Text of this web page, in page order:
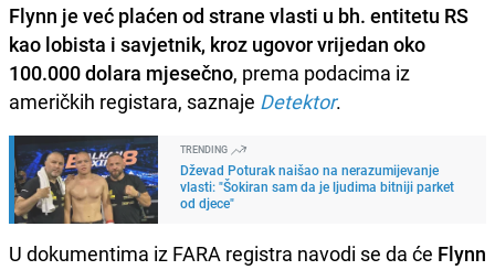
Flynn je već plaćen od strane vlasti u bh. entitetu RS
kao lobista i savjetnik, kroz ugovor vrijedan oko
100.000 dolara mjesečno, prema podacima iz
američkih registara, saznaje Detektor.
TRENDING
Dževad Poturak naišao na nerazumijevanje
vlasti: "Šokiran sam da je ljudima bitniji parket
od djece"
U dokumentima iz FARA registra navodi se da će Flynn